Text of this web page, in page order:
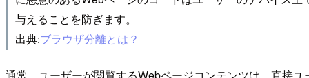
与えることを防ぎます。
出典:ブラウザ分離とは？